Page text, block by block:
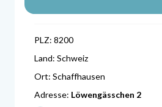
PLZ: 8200
Land: Schweiz
Ort: Schaffhausen
Adresse: Löwengässchen 2